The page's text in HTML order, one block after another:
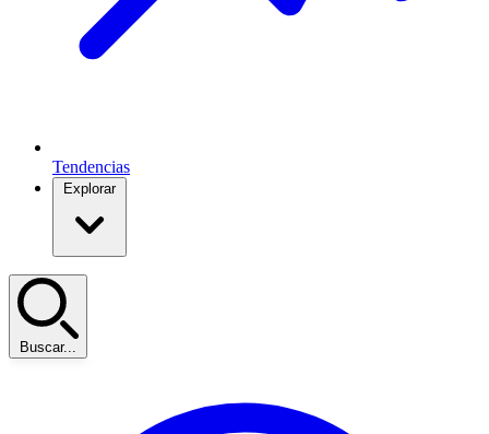
Tendencias
Explorar
Buscar...